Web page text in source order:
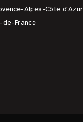
Alpes-Côte d'Azur
de-France